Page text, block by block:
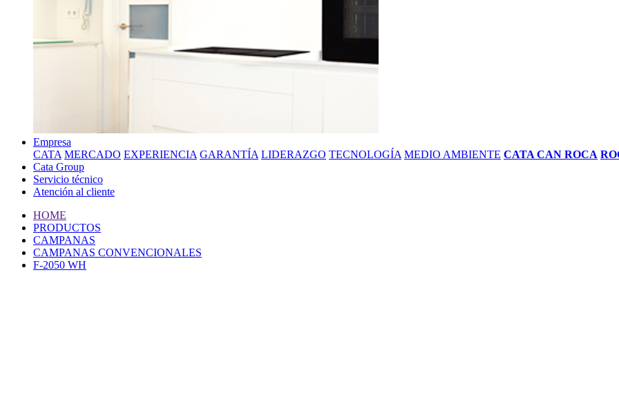
Empresa
CATA MERCADO EXPERIENCIA GARANTÍA LIDERAZGO TECNOLOGÍA MEDIO AMBIENTE CATA CAN ROCA
Cata Group
Servicio técnico
Atención al cliente
HOME
PRODUCTOS
CAMPANAS
CAMPANAS CONVENCIONALES
F-2050 WH